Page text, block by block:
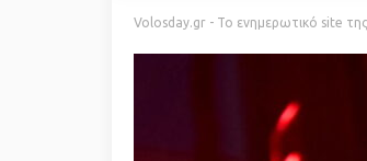
Volosday.gr - Το ενημερωτικό site